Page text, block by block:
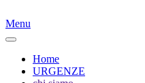
Menu
Home
URGENZE